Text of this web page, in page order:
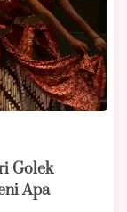
Golek
Apa